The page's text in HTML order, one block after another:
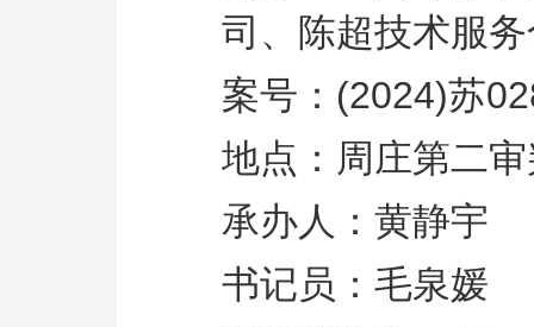
司、陈超技术服
案号： (2024)苏
地点：周庄第二
承办人：黄静宇
书记员：毛泉媛